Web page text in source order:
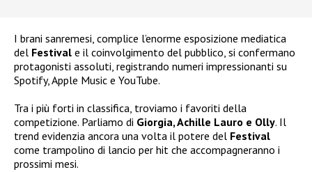
I brani sanremesi, complice l’enorme esposizione mediatica
del Festival e il coinvolgimento del pubblico, si confermano
protagonisti assoluti, registrando numeri impressionanti su
Spotify, Apple Music e YouTube.
Tra i più forti in classifica, troviamo i favoriti della
competizione. Parliamo di Giorgia, Achille Lauro e Olly. Il
trend evidenzia ancora una volta il potere del Festival
come trampolino di lancio per hit che accompagneranno i
prossimi mesi.